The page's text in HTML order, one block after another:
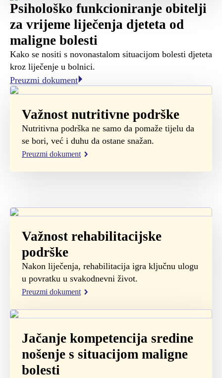
Psihološko funkcioniranje obitelji
za vrijeme liječenja djeteta od
maligne bolesti
Kako se nositi s novonastalom situacijom bolesti djeteta
kroz liječenje u bolnici.
Preuzmi dokument
Važnost nutritivne podrške
Nutritivna podrška ne samo da pomaže tijelu da
se bori, već i duhu da ostane snažan.
Preuzmi dokument
Važnost rehabilitacijske
podrške
Nakon liječenja, rehabilitacija igra ključnu ulogu
u povratku u svakodnevni život.
Preuzmi dokument
Jačanje kompetencija sredine
nošenje s situacijom maligne
bolesti